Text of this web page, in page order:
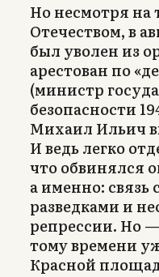
Но несмотря на
Отечеством, в
был уволен из
арестован по
(министр
безопасности
Михаил Ильич
И ведь легко
что обвинялся
а именно:
разведками и
репрессии. Но
тому времени
Красной